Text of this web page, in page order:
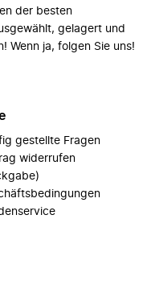
der besten
gelagert und
Wenn ja, folgen Sie uns!
gestellte Fragen
widerrufen